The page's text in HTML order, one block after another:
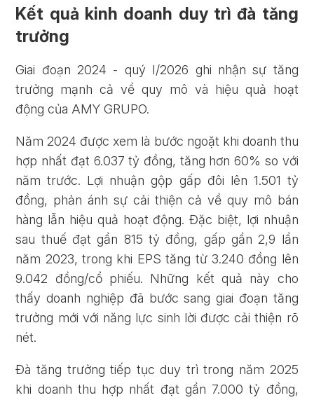
Kết quả kinh doanh duy trì đà tăng
trưởng
Giai đoạn 2024 - quý I/2026 ghi nhận sự tăng
trưởng mạnh cả về quy mô và hiệu quả hoạt
động của AMY GRUPO.
Năm 2024 được xem là bước ngoặt khi doanh thu
hợp nhất đạt 6.037 tỷ đồng, tăng hơn 60% so với
năm trước. Lợi nhuận gộp gấp đôi lên 1.501 tỷ
đồng, phản ánh sự cải thiện cả về quy mô bán
hàng lẫn hiệu quả hoạt động. Đặc biệt, lợi nhuận
sau thuế đạt gần 815 tỷ đồng, gấp gần 2,9 lần
năm 2023, trong khi EPS tăng từ 3.240 đồng lên
9.042 đồng/cổ phiếu. Những kết quả này cho
thấy doanh nghiệp đã bước sang giai đoạn tăng
trưởng mới với năng lực sinh lời được cải thiện rõ
nét.
Đà tăng trưởng tiếp tục duy trì trong năm 2025
khi doanh thu hợp nhất đạt gần 7.000 tỷ đồng,